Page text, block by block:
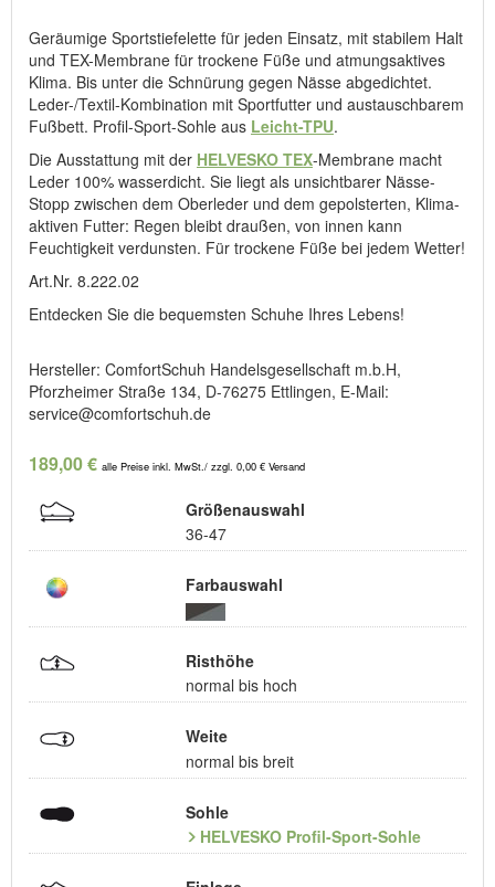
Geräumige Sportstiefelette für jeden Einsatz, mit stabilem Halt
und TEX-Membrane für trockene Füße und atmungsaktives
Klima. Bis unter die Schnürung gegen Nässe abgedichtet.
Leder-/Textil-Kombination mit Sportfutter und austauschbarem
Fußbett. Profil-Sport-Sohle aus Leicht-TPU.
Die Ausstattung mit der HELVESKO TEX-Membrane macht
Leder 100% wasserdicht. Sie liegt als unsichtbarer Nässe-
Stopp zwischen dem Oberleder und dem gepolsterten, Klima-
aktiven Futter: Regen bleibt draußen, von innen kann
Feuchtigkeit verdunsten. Für trockene Füße bei jedem Wetter!
Art.Nr. 8.222.02
Entdecken Sie die bequemsten Schuhe Ihres Lebens!
Hersteller: ComfortSchuh Handelsgesellschaft m.b.H,
Pforzheimer Straße 134, D-76275 Ettlingen, E-Mail:
service@comfortschuh.de
189,00 € alle Preise inkl. MwSt./ zzgl. 0,00 € Versand
Größenauswahl
36-47
Farbauswahl
Risthöhe
normal bis hoch
Weite
normal bis breit
Sohle
HELVESKO Profil-Sport-Sohle